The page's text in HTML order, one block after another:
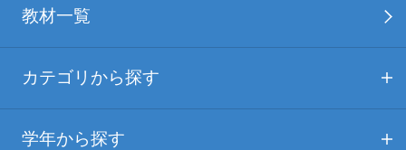
教材一覧
カテゴリから探す
学年から探す